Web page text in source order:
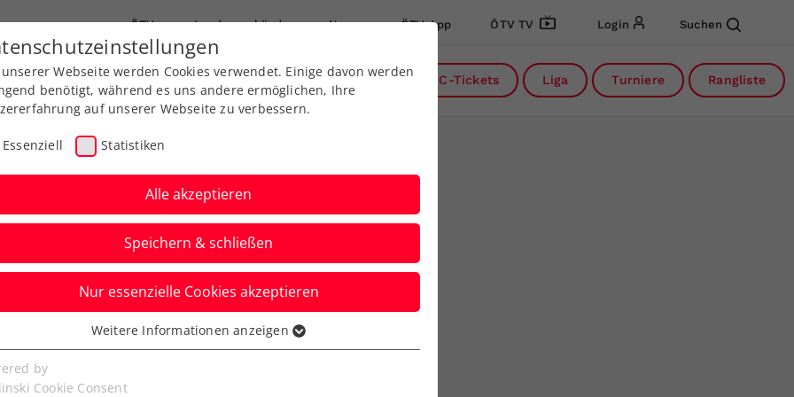
ÖTV Landesverbände News ÖTV App ÖTV TV Login Suchen
Ausbildung Services Über uns FAQ DC-Tickets Liga Turniere Rangliste
für Tirol und
Webseite werden Cookies verwendet. Einige davon werden
benötigt, während es uns andere ermöglichen, Ihre
auf unserer Webseite zu verbessern.
Essenziell Statistiken
Alle akzeptieren
Speichern & schließen
Nur essenzielle Cookies akzeptieren
Cookies werden für grundlegende Funktionen der
benötigt. Dadurch ist gewährleistet, dass die Webseite
Weitere Informationen anzeigen
by
Cookie Consent